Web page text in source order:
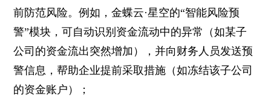
前防范风险。例如，金蝶云·星空的“智能风险预
警”模块，可自动识别资金流动中的异常（如某子
公司的资金流出突然增加），并向财务人员发送预
警信息，帮助企业提前采取措施（如冻结该子公司
的资金账户）；